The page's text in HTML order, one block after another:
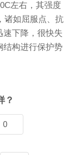
左右，其强度
诸如屈服点、抗
速下降，很快失
结构进行保护势
？
0